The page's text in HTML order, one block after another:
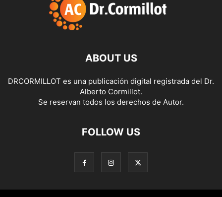
ABOUT US
DRCORMILLOT es una publicación digital registrada del Dr.
Alberto Cormillot.
Se reservan todos los derechos de Autor.
FOLLOW US